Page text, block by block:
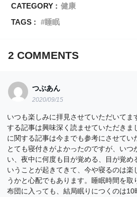
CATEGORY : 健康
TAGS :
睡眠
2 COMMENTS
つぶあん
2020/09/15
いつも楽しみに拝見させていただいてま
する記事は興味深く読ませていただきま
に関する記事は今までも参考にさせてい
とても寝付きがよかったのですが、いつ
い、夜中に何度も目が覚める、目が覚め
いうことが起きてきて、今や寝るのは楽
うかと心配でもあります。睡眠時間を取
布団に入っても、結局眠りにつくのは10